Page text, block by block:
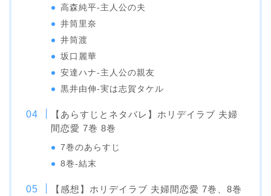
高森純平-主人公の夫
井筒里奈
井筒渡
坂口麗華
安達ハナ-主人公の親友
黒井由伸-実は志賀タケル
【あらすじとネタバレ】ホリデイラブ 夫婦
間恋愛 7巻 8巻
7巻のあらすじ
8巻-結末
【感想】ホリデイラブ 夫婦間恋愛 7巻、8巻